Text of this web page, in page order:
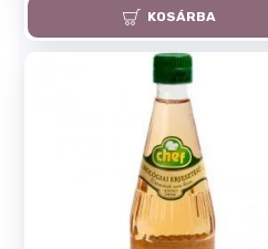
KOSÁRBA